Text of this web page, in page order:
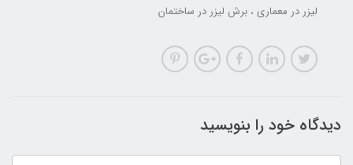
لیزر در معماری برش لیزر در ساختمان
دیدگاه خود را بنویسید